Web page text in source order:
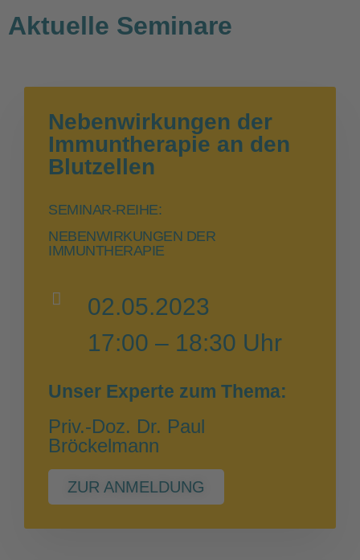
Aktuelle Seminare
Nebenwirkungen der
Immuntherapie an den
Blutzellen
SEMINAR-REIHE:
NEBENWIRKUNGEN DER
IMMUNTHERAPIE
02.05.2023
17:00 – 18:30 Uhr
Unser Experte zum Thema:
Priv.-Doz. Dr. Paul
Bröckelmann
ZUR ANMELDUNG